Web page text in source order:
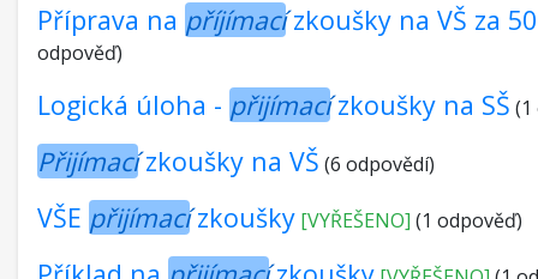
Příprava na příjímacízkoušky na VŠ za
odpověď)
Logická úloha - přijímacízkoušky na SŠ (1
Přijímacízkoušky na VŠ (6 odpovědí)
VŠE přijímacízkoušky [VYŘEŠENO] (1 odpověď)